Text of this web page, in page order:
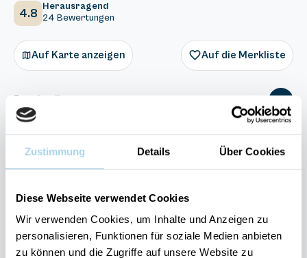
Zustimmung Details Über Cookies
Diese Webseite verwendet Cookies
Wir verwenden Cookies, um Inhalte und Anzeigen zu
personalisieren, Funktionen für soziale Medien anbieten
zu können und die Zugriffe auf unsere Website zu
4.8 Herausragend
24 Bewertungen
Auf Karte anzeigen Auf die Merkliste
Beschreibung
Ausstattung
24 Bewertungen